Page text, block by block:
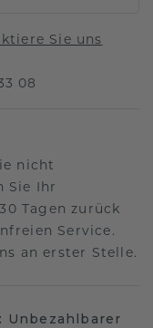
Sie uns
08
nicht
Sie Ihr
Tagen zurück
Service.
an erster Stelle.
Unbezahlbarer